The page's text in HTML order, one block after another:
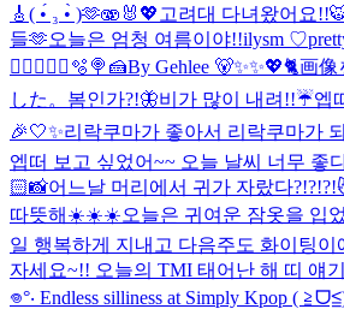
🎸 ( •́ ₃ •̀ )🫶🫨🐰💖 고려대 다녀왔어요
들🫶오늘은 엄청 여름이야!!ilysm ♡
😮‍💨 🧑‍🍳🐰🫧🍭🍰By Gehlee 🐻✨✨💖🐈画像
した。 봄인가?!🦋비가 많이 내려!!☔️엡
🎉🤍✨리락쿠마가 좋아서 리락쿠마가
엡떠 보고 싶었어~~ 오늘 날씨 너무 좋
🏻📸어느날 머리에서 귀가 자랐다
따뜻해☀️☀️☀️오늘은 귀여운 잠옷을 입
일 행복하게 지내고 다음주도 화이팅
자세요~!! 오늘의 TMI 태어난 해 띠 얘
𖦹°‧ Endless silliness at Simply Kpop (